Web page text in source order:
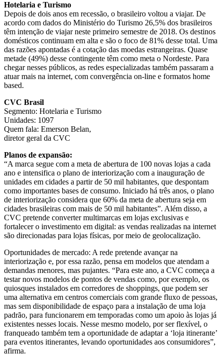
Hotelaria e Turismo
Depois de dois anos em recessão, o brasileiro voltou a viajar. De
acordo com dados do Ministério do Turismo 26,5% dos brasileiros
têm intenção de viajar neste primeiro semestre de 2018. Os destinos
domésticos continuam em alta e são o foco de 81% desse total. Uma
das razões apontadas é a cotação das moedas estrangeiras. Quase
metade (49%) desse contingente têm como meta o Nordeste. Para
chegar nesses públicos, as redes especializadas também passaram a
atuar mais na internet, com convergência on-line e formatos home
based.
CVC Brasil
Segmento: Hotelaria e Turismo
Unidades: 1097
Quem fala: Emerson Belan,
diretor geral da CVC
Planos de expansão:
“A marca segue com a meta de abertura de 100 novas lojas a cada
ano e intensifica o plano de interiorização com a inauguração de
unidades em cidades a partir de 50 mil habitantes, que despontam
como importantes bases de consumo. Iniciado há três anos, o plano
de interiorização considera que 60% da meta de abertura seja em
cidades brasileiras com mais de 50 mil habitantes”. Além disso, a
CVC pretende converter multimarcas em lojas exclusivas e
fortalecer o investimento em digital: as vendas realizadas na internet
são direcionadas para lojas físicas, por meio de geolocalização.
Oportunidades de mercado: A rede pretende avançar na
interiorização e, por essa razão, pensa em modelos que atendam a
demandas menores, mas pujantes. “Para este ano, a CVC começa a
testar novos modelos de pontos de vendas como, por exemplo, os
quiosques instalados em corredores de shoppings, que podem ser
uma alternativa em centros comerciais com grande fluxo de pessoas,
mas sem disponibilidade de espaço para a instalação de uma loja
padrão, para funcionarem em temporadas como um apoio às lojas já
existentes nesses locais. Nesse mesmo modelo, por ser flexível, o
franqueado também tem a oportunidade de adaptar a ‘loja itinerante’
para eventos itinerantes, levando oportunidades aos consumidores”,
afirma.